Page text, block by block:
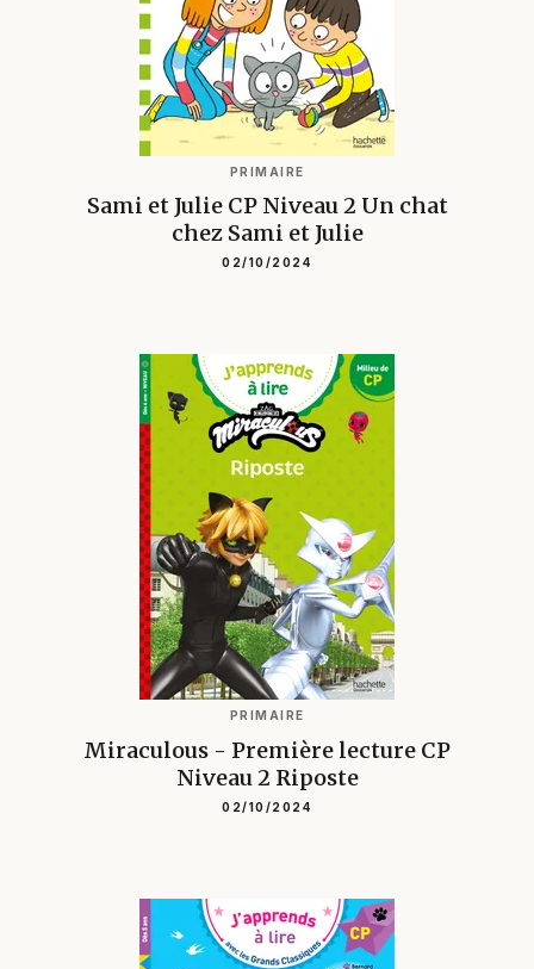
PRIMAIRE
Sami et Julie CP Niveau 2 Un chat
chez Sami et Julie
02/10/2024
PRIMAIRE
Miraculous - Première lecture CP
Niveau 2 Riposte
02/10/2024